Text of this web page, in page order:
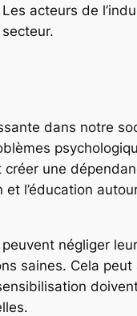
acteurs de
dans notre
une
l’éducation
négliger
saines. Cela